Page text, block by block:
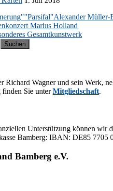
"Parsifal"Alexander Müller-
Marius Holland
Gesamtkunstwerk
Ri­chard Wag­ner und sein Werk,
fin­den Sie un­terMit­glied­schaft.
Un­ter­stüt­zung kön­nen wir
Bam­berg: IBAN: DE85
Bamberg e.V.